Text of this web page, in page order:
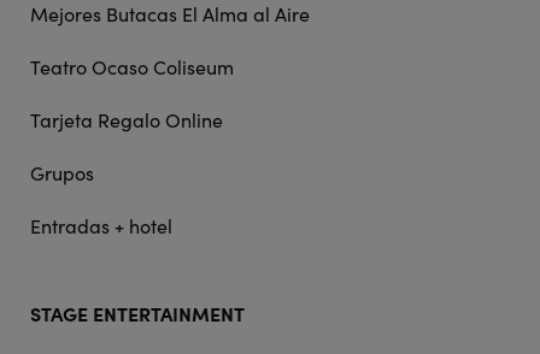
Mejores Butacas El Alma al Aire
Teatro Ocaso Coliseum
Tarjeta Regalo Online
Grupos
Entradas + hotel
STAGE ENTERTAINMENT